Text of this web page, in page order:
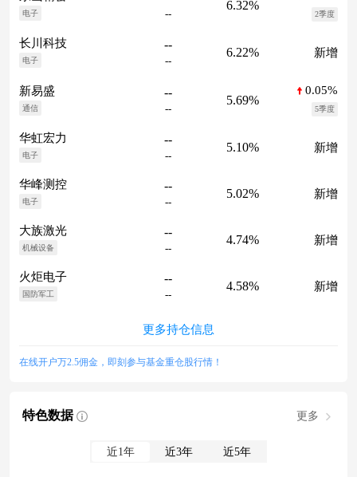
电子 --
6.32%
2季度
长川科技
电子
--
--
6.22% 新增
新易盛
通信
--
--
5.69%
0.05%
5季度
华虹宏力
电子
--
--
5.10% 新增
华峰测控
电子
--
--
5.02% 新增
大族激光
机械设备
--
--
4.74% 新增
火炬电子
国防军工
--
--
4.58% 新增
更多持仓信息
在线开户万2.5佣金，即刻参与基金重仓股行情！
特色数据 更多
近1年 近3年 近5年